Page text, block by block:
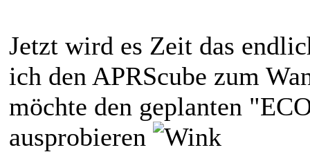
Jetzt wird es Zeit das
ich den APRScube zum
möchte den geplanten
ausprobieren